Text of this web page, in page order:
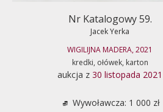
Nr Katalogowy 59.
Jacek Yerka
WIGILIJNA MADERA, 2021
kredki, ołówek, karton
aukcja z 30 listopada 2021
Wywoławcza: 1 000 zł